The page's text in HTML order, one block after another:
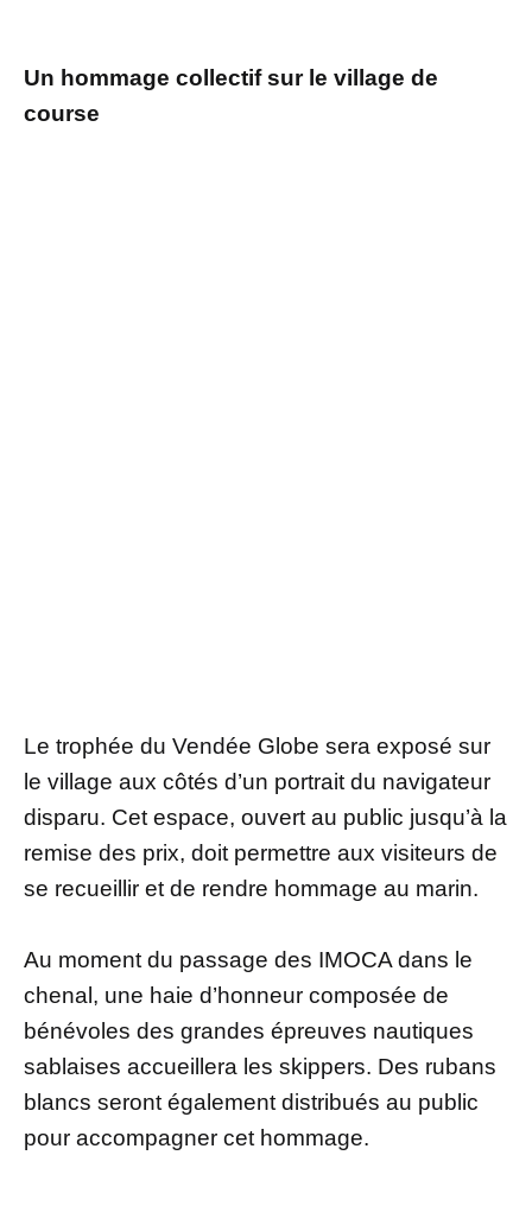
Un hommage collectif sur le village de
course
Le trophée du Vendée Globe sera exposé sur
le village aux côtés d’un portrait du navigateur
disparu. Cet espace, ouvert au public jusqu’à la
remise des prix, doit permettre aux visiteurs de
se recueillir et de rendre hommage au marin.
Au moment du passage des IMOCA dans le
chenal, une haie d’honneur composée de
bénévoles des grandes épreuves nautiques
sablaises accueillera les skippers. Des rubans
blancs seront également distribués au public
pour accompagner cet hommage.